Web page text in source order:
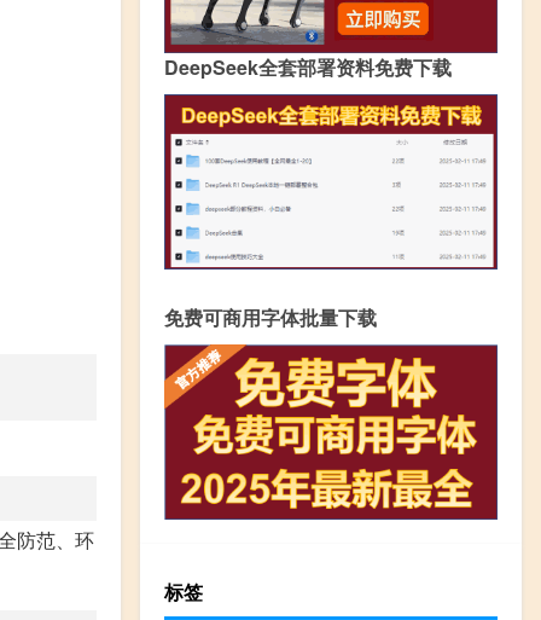
防范、环
DeepSeek全套部署资料免费下载
免费可商用字体批量下载
标签